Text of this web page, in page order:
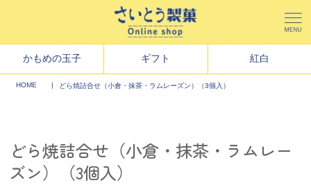
かもめの玉子 ギフト 紅白
HOME どら焼詰合せ（小倉・抹茶・ラムレーズン）（3個入）
どら焼詰合せ（小倉・抹茶・ラムレー
ズン）（3個入）